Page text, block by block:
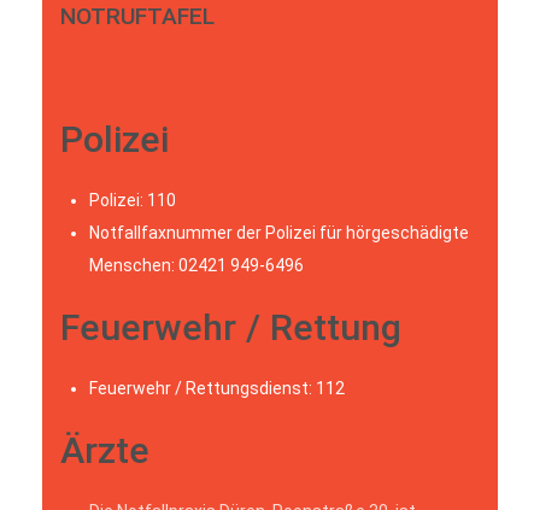
NOTRUFTAFEL
Polizei
Polizei: 110
Notfallfaxnummer der Polizei für hörgeschädigte
Menschen: 02421 949-6496
Feuerwehr / Rettung
Feuerwehr / Rettungsdienst: 112
Ärzte